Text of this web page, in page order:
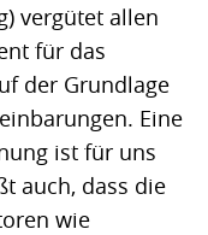
vergütet allen
für das
der Grundlage
Eine
ist für uns
auch, dass die
wie